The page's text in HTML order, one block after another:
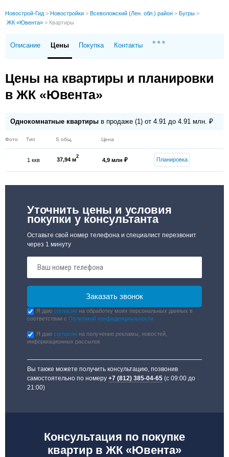
Новострой-Гид > Новостройки > Всеволожский (Лен. обл.) район > Бугры >
ЖК «Ювента» > Квартиры
Описание Цены Покупка Контакты
Цены на квартиры и планировки
в ЖК «Ювента»
Однокомнатные квартиры в продаже (1) от 4.91 до 4.91 млн. ₽
Фото Тип S общ. Цена
1 ккв 37,94 м2
4,9 млн ₽ Планировка
Уточнить цены и условия
покупки у консультанта
Оставьте свой номер телефона и специалист перезвонит
через 1 минуту
Я даюсогласие на обработку моих персональных данных в
соответствии с Политикой конфиденциальности
Я даюсогласие на получение рекламы, новостей,
информационных рассылок
Вы также можете получить консультацию, позвонив
самостоятельно по номеру+7 (812) 385-04-65 (с 09:00 до
21:00)
Консультация по покупке
квартир в ЖК «Ювента»